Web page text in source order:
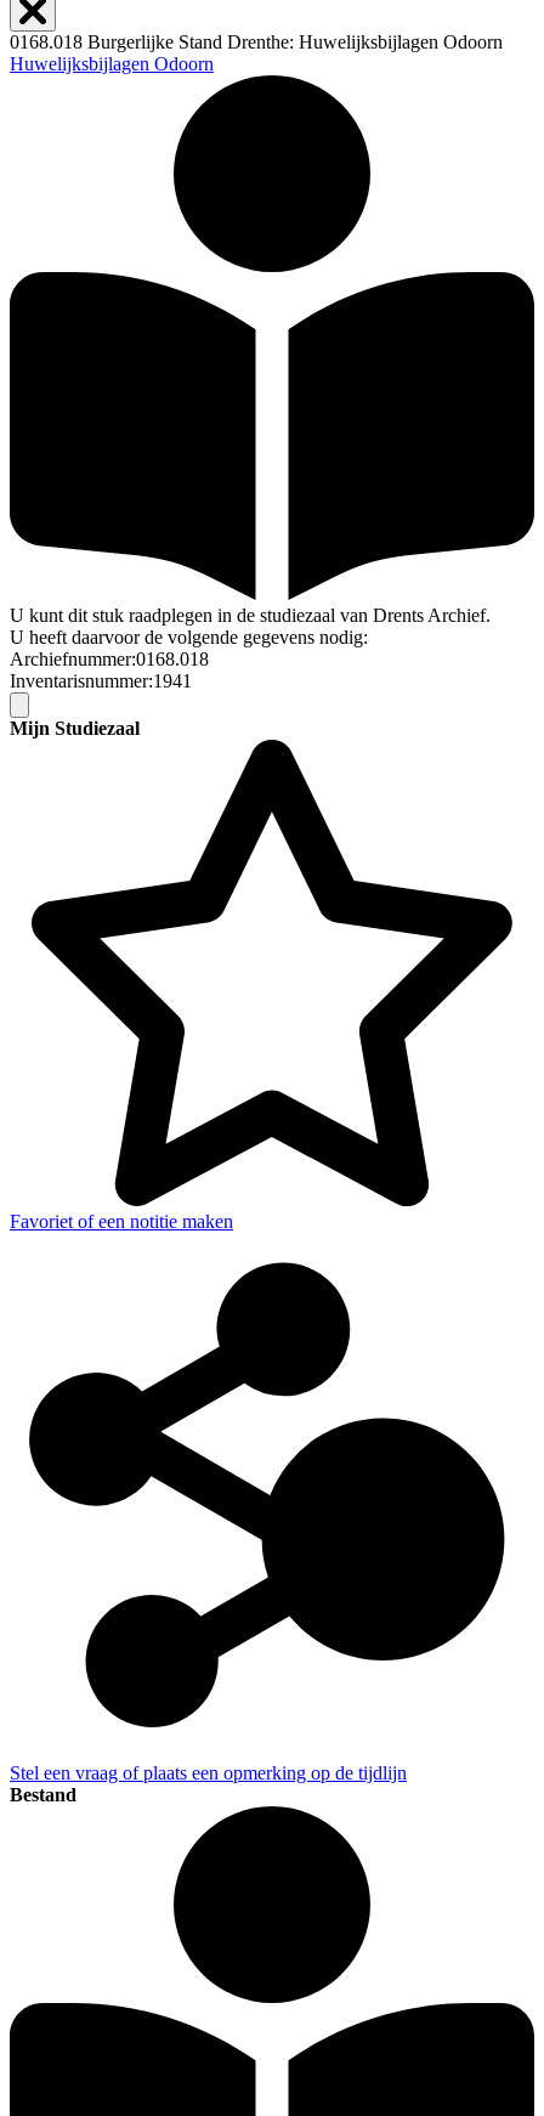
0168.018 Burgerlijke Stand Drenthe: Huwelijksbijlagen Odoorn
Huwelijksbijlagen Odoorn
U kunt dit stuk raadplegen in de studiezaal van Drents Archief.
U heeft daarvoor de volgende gegevens nodig:
Archiefnummer:0168.018
Inventarisnummer:1941
Mijn Studiezaal
Favoriet of een notitie maken
Stel een vraag of plaats een opmerking op de tijdlijn
Bestand